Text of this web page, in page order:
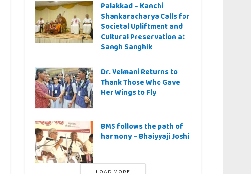
Palakkad – Kanchi
Shankaracharya Calls for
Societal Upliftment and
Cultural Preservation at
Sangh Sanghik
Dr. Velmani Returns to
Thank Those Who Gave
Her Wings to Fly
BMS follows the path of
harmony – Bhaiyyaji Joshi
LOAD MORE